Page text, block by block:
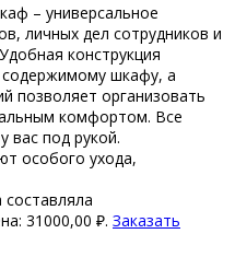
– универсальное
личных дел сотрудников и
конструкция
содержимому шкафу, а
позволяет организовать
комфортом. Все
вас под рукой.
особого ухода,
31000,00 ₽. Заказать